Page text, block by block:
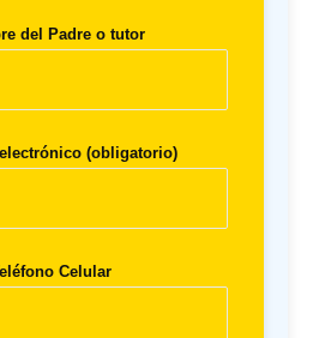
del Padre o tutor
(obligatorio)
Celular